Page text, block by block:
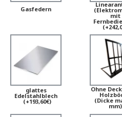
Gasfedern
mit
glattes
Edelstahlblech
(+193,60€)
Ohne
(Dicke
mm)